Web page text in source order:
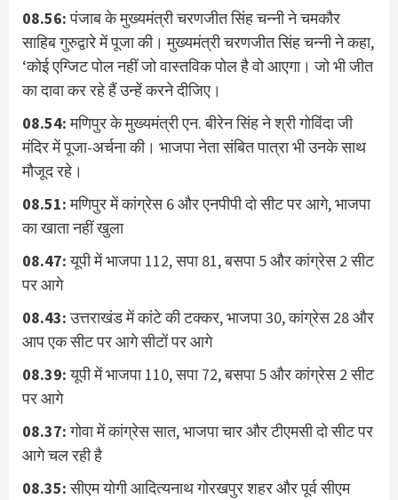
08.56:पंजाब के मुख्यमंत्री चरणजीत सिंह चन्नी ने चमकौर
साहिब गुरुद्वारे में पूजा की। मुख्यमंत्री चरणजीत सिंह चन्नी ने कहा,
‘कोई एग्जिट पोल नहीं जो वास्तविक पोल है वो आएगा। जो भी जीत
का दावा कर रहे हैं उन्हें करने दीजिए।
08.54:मणिपुर के मुख्यमंत्री एन. बीरेन सिंह ने श्री गोविंदा जी
मंदिर में पूजा-अर्चना की। भाजपा नेता संबित पात्रा भी उनके साथ
मौजूद रहे।
08.51:मणिपुर में कांग्रेस 6 और एनपीपी दो सीट पर आगे, भाजपा
का खाता नहीं खुला
08.47:यूपी में भाजपा 112, सपा 81, बसपा 5 और कांग्रेस 2 सीट
पर आगे
08.43:उत्तराखंड में कांटे की टक्कर, भाजपा 30, कांग्रेस 28 और
आप एक सीट पर आगे सीटों पर आगे
08.39:यूपी में भाजपा 110, सपा 72, बसपा 5 और कांग्रेस 2 सीट
पर आगे
08.37:गोवा में कांग्रेस सात, भाजपा चार और टीएमसी दो सीट पर
आगे चल रही है
08.35:सीएम योगी आदित्यनाथ गोरखपुर शहर और पूर्व सीएम